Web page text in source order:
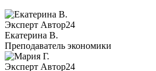
Эксперт Автор24
Екатерина B.
Преподаватель экономики
Эксперт Автор24